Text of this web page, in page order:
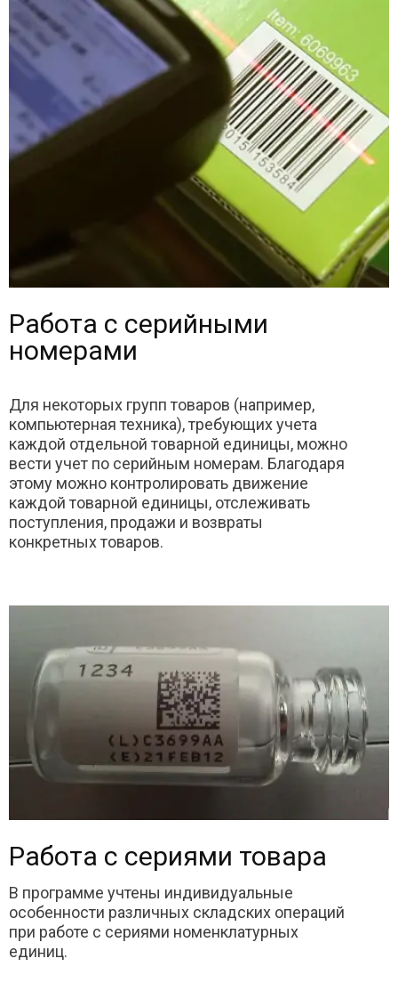
Работа с серийными
номерами
Для некоторых групп товаров (например,
компьютерная техника), требующих учета
каждой отдельной товарной единицы, можно
вести учет по серийным номерам. Благодаря
этому можно контролировать движение
каждой товарной единицы, отслеживать
поступления, продажи и возвраты
конкретных товаров.
Работа с сериями товара
В программе учтены индивидуальные
особенности различных складских операций
при работе с сериями номенклатурных
единиц.